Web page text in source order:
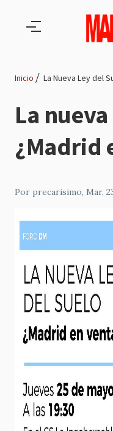
Ruta
de
navegación
Inicio La Nueva Ley del
La
¿Madrid
Por precarisimo, Mar,